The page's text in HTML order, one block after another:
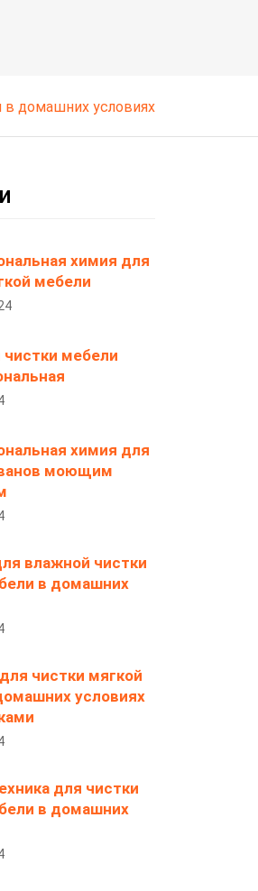
в домашних условиях
химия для
мебели
мебели
химия для
моющим
влажной чистки
в домашних
чистки мягкой
условиях
для чистки
в домашних